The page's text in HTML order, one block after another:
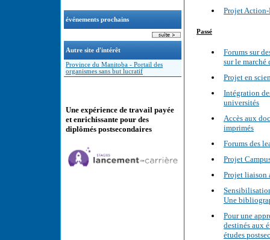
événements prochains
Autre site d'intérêt
Province du Manitoba - Portail des
organismes sans but lucratif
Une expérience de travail payée
et enrichissante pour des
diplômés postsecondaires
Projet
Passé
Forums sur
sur le marché
Projet en
Intégration
universités
Accès aux
imprimés
Forums des
Projet
Projet liaison
Une
Pour une
destinés aux
études